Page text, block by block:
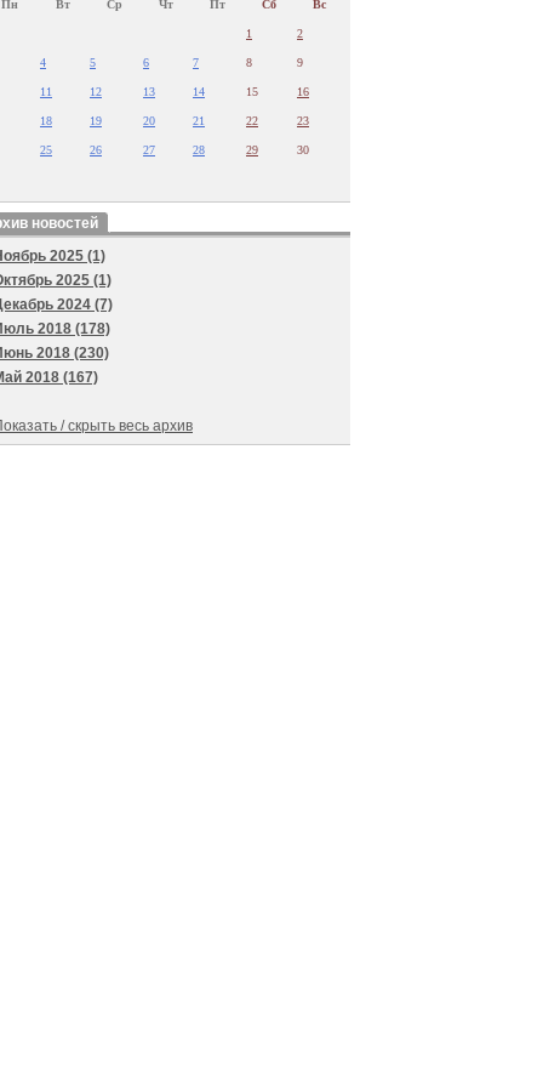
Пн Вт Ср Чт Пт Сб Вс
1 2
4 5 6 7 8 9
11 12 13 14 15 16
18 19 20 21 22 23
25 26 27 28 29 30
новостей
2025 (1)
2025 (1)
2024 (7)
2018 (178)
2018 (230)
2018 (167)
/ скрыть весь архив